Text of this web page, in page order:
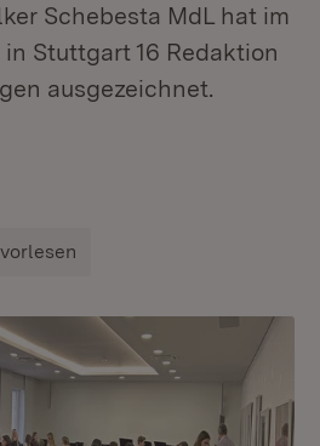
Schebesta MdL hat im
Stuttgart 16 Redaktion
ausgezeichnet.